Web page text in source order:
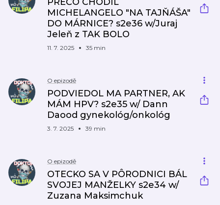
MICHELANGELO "NA TAJŇÁŠA"
DO MÁRNICE? s2e36 w/Juraj
Jeleň z TAK BOLO
11. 7. 2025 35 min
O epizodě
PODVIEDOL MA PARTNER, AK
MÁM HPV? s2e35 w/ Dann
Daood gynekológ/onkológ
3. 7. 2025 39 min
O epizodě
OTECKO SA V PÔRODNICI BÁL
SVOJEJ MANŽELKY s2e34 w/
Zuzana Maksimchuk